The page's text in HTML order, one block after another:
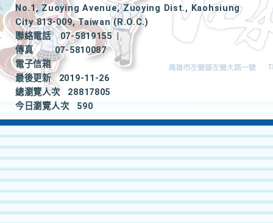
No.1, Zuoying Avenue, Zuoying Dist., Kaohsiung
City 813-009, Taiwan (R.O.C.)
聯絡電話
07-5819155
|
傳真
07-5810087
電子信箱
最後更新
2019-11-26
總瀏覽人次
28817805
今日瀏覽人次
590